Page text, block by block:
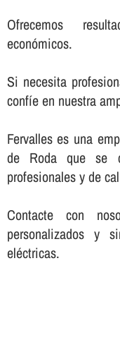
Ofrecemos
económicos.
Si necesita
confí­e en nuestra
Fervalles es una
de Roda que se
profesionales y de
Contacte con
personalizados y
eléctricas.